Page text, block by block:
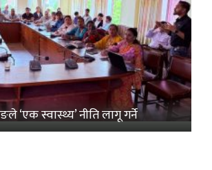
‘एक स्वास्थ्य’ नीति लागू गर्ने